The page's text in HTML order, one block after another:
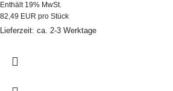
Enthält 19% MwSt.
82,49 EUR pro Stück
Lieferzeit: ca. 2-3 Werktage